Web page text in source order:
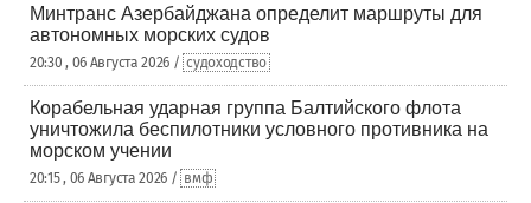
Минтранс Азербайджана определит маршруты для
автономных морских судов
20:30 , 06 Августа 2026 / судоходство
Корабельная ударная группа Балтийского флота
уничтожила беспилотники условного противника на
морском учении
20:15 , 06 Августа 2026 / вмф